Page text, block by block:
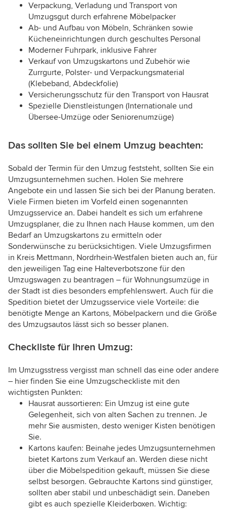
Verpackung, Verladung und Transport von
Umzugsgut durch erfahrene Möbelpacker
Ab- und Aufbau von Möbeln, Schränken sowie
Kücheneinrichtungen durch geschultes Personal
Moderner Fuhrpark, inklusive Fahrer
Verkauf von Umzugskartons und Zubehör wie
Zurrgurte, Polster- und Verpackungsmaterial
(Klebeband, Abdeckfolie)
Versicherungsschutz für den Transport von Hausrat
Spezielle Dienstleistungen (Internationale und
Übersee-Umzüge oder Seniorenumzüge)
Das sollten Sie bei einem Umzug beachten:
Sobald der Termin für den Umzug feststeht, sollten Sie ein
Umzugsunternehmen suchen. Holen Sie mehrere
Angebote ein und lassen Sie sich bei der Planung beraten.
Viele Firmen bieten im Vorfeld einen sogenannten
Umzugsservice an. Dabei handelt es sich um erfahrene
Umzugsplaner, die zu Ihnen nach Hause kommen, um den
Bedarf an Umzugskartons zu ermitteln oder
Sonderwünsche zu berücksichtigen. Viele Umzugsfirmen
in Kreis Mettmann, Nordrhein-Westfalen bieten auch an, für
den jeweiligen Tag eine Halteverbotszone für den
Umzugswagen zu beantragen – für Wohnungsumzüge in
der Stadt ist dies besonders empfehlenswert. Auch für die
Spedition bietet der Umzugsservice viele Vorteile: die
benötigte Menge an Kartons, Möbelpackern und die Größe
des Umzugsautos lässt sich so besser planen.
Checkliste für Ihren Umzug:
Im Umzugsstress vergisst man schnell das eine oder andere
– hier finden Sie eine Umzugscheckliste mit den
wichtigsten Punkten:
Hausrat aussortieren: Ein Umzug ist eine gute
Gelegenheit, sich von alten Sachen zu trennen. Je
mehr Sie ausmisten, desto weniger Kisten benötigen
Sie.
Kartons kaufen: Beinahe jedes Umzugsunternehmen
bietet Kartons zum Verkauf an. Werden diese nicht
über die Möbelspedition gekauft, müssen Sie diese
selbst besorgen. Gebrauchte Kartons sind günstiger,
sollten aber stabil und unbeschädigt sein. Daneben
gibt es auch spezielle Kleiderboxen. Wichtig: